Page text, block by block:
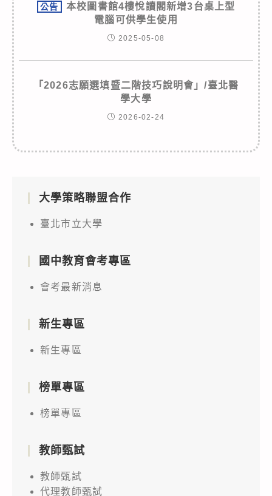
公告
本校圖書館4樓悅讀閣新增3台桌上型
電腦可供學生使用
2025-05-08
「2026志願選填暨二階技巧說明會」/臺北醫
學大學
2026-02-24
大學策略聯盟合作
臺北市立大學
國中教育會考專區
會考最新消息
新生專區
新生專區
榜單專區
榜單專區
教師甄試
教師甄試
代理教師甄試